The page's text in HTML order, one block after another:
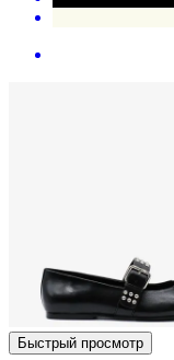
Быстрый просмотр